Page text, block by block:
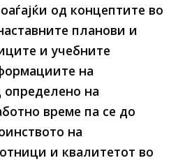
од концептите во
планови и
и учебните
на
определено на
време па се до
на
и квалитетот во